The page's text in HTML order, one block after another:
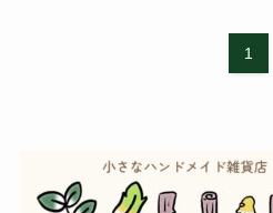
1